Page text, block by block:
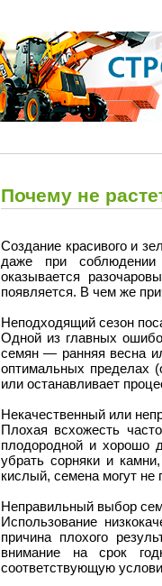
Почему не
Создание красивого и
даже при соблюдении
оказывается
появляется. В чем же
Неподходящий сезон
Одной из главных
семян — ранняя весна
оптимальных пределах
или останавливает
Некачественный или
Плохая всхожесть
плодородной и хорошо
убрать сорняки и
кислый, семена могут не
Неправильный выбор
Использование
причина плохого
внимание на срок
соответствующую